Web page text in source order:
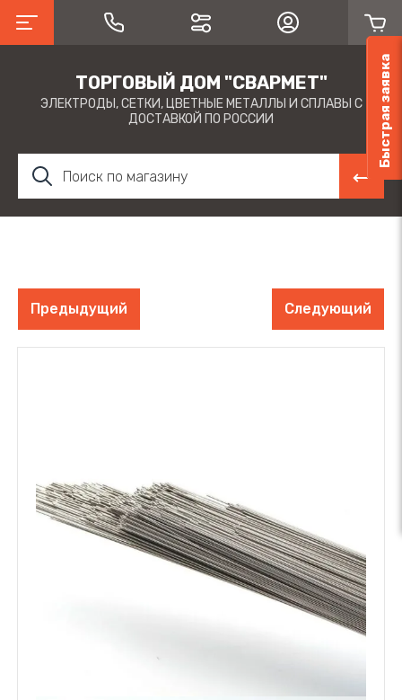
ТОРГОВЫЙ ДОМ "СВАРМЕТ"
ЭЛЕКТРОДЫ, СЕТКИ, ЦВЕТНЫЕ МЕТАЛЛЫ И СПЛАВЫ С
ДОСТАВКОЙ ПО РОССИИ
Предыдущий Следующий
Быстрая заявка